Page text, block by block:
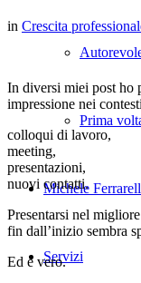
Prima
Michele
Servizi
in Crescita
In diversi miei post ho
impressione nei
colloqui di lavoro,
meeting,
presentazioni,
nuovi contatti.
Presentarsi nel
fin dall’inizio sembra
Ed è vero.